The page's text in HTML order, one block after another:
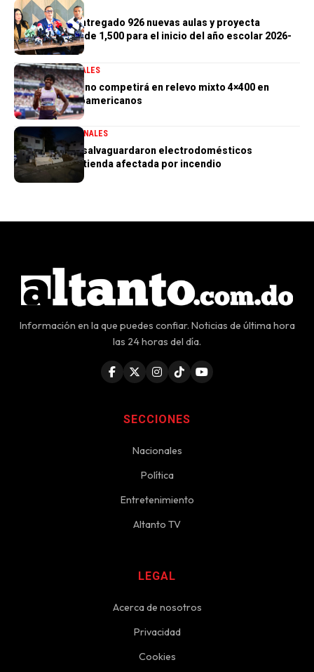
GENERALES
Gobierno ha entregado 926 nuevas aulas y proyecta
alcanzar meta de 1,500 para el inicio del año escolar 2026-
2027
DEPORTESGENERALES
Marileidy Paulino competirá en relevo mixto 4×400 en
Juegos Centroamericanos
GENERALES NACIONALES
PN aclara que salvaguardaron electrodomésticos
sustraídos de tienda afectada por incendio
Información en la que puedes confiar. Noticias de última hora
las 24 horas del día.
SECCIONES
Nacionales
Política
Entretenimiento
Altanto TV
LEGAL
Acerca de nosotros
Privacidad
Cookies